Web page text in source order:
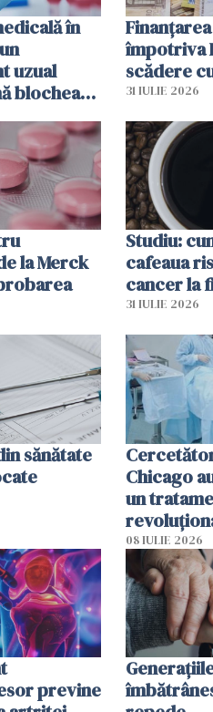
în
uzual
blochează
celulelor
împotriva
scădere
31 IULIE 2026
la Merck
Studiu:
cafeaua
cancer la
31 IULIE 2026
sănătate
Chicago
un
folosite
tumorale
08 IULIE 2026
previne